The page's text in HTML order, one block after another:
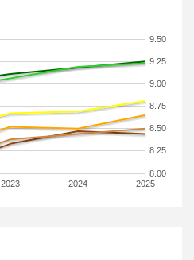
2023 2024 2025
8.00
8.25
8.50
8.75
9.00
9.25
9.50